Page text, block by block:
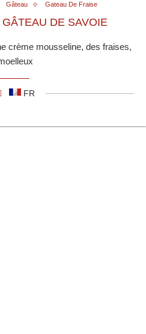
Gâteau Gateau De Fraise
DE SAVOIE
crème mousseline, des fraises,
FR